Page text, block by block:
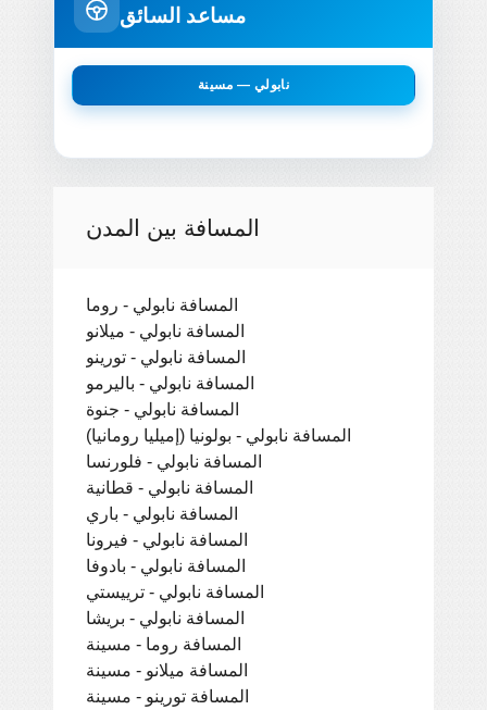
مساعد السائق
نابولي — مسينة
المسافة بين المدن
المسافة نابولي - روما
المسافة نابولي - ميلانو
المسافة نابولي - تورينو
المسافة نابولي - باليرمو
المسافة نابولي - جنوة
المسافة نابولي - بولونيا (إميليا رومانيا)
المسافة نابولي - فلورنسا
المسافة نابولي - قطانية
المسافة نابولي - باري
المسافة نابولي - فيرونا
المسافة نابولي - بادوفا
المسافة نابولي - ترييستي
المسافة نابولي - بريشا
المسافة روما - مسينة
المسافة ميلانو - مسينة
المسافة تورينو - مسينة